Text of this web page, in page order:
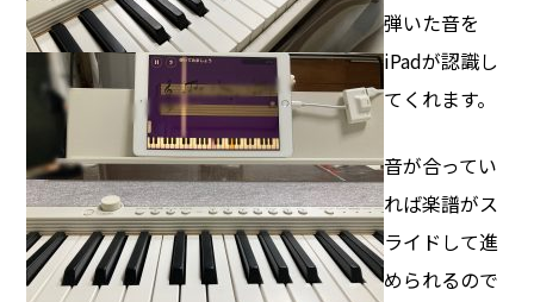
弾いた音を
iPadが認識し
てくれます。
音が合ってい
れば楽譜がス
ライドして進
められるので